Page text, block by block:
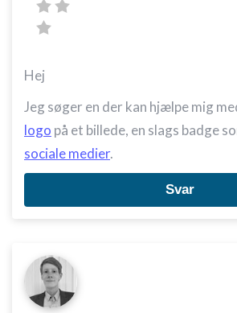
Hej
Jeg søger en der kan hjælpe mig
logo på et billede, en slags badge
sociale medier.
Svar